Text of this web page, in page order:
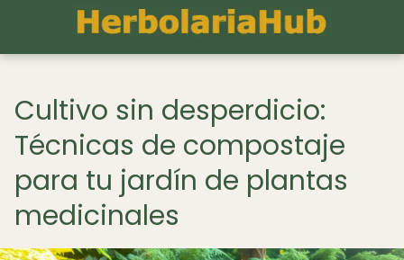
Cultivo sin desperdicio:
Técnicas de compostaje
para tu jardín de plantas
medicinales